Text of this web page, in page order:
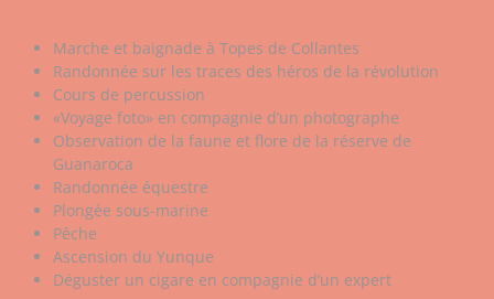
Marche et baignade à Topes de Collantes
Randonnée sur les traces des héros de la révolution
Cours de percussion
«Voyage foto» en compagnie d’un photographe
Observation de la faune et flore de la réserve de
Guanaroca
Randonnée équestre
Plongée sous-marine
Pêche
Ascension du Yunque
Déguster un cigare en compagnie d’un expert